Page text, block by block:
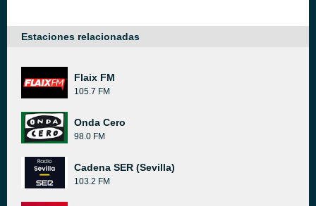
Estaciones relacionadas
Flaix FM
105.7 FM
Onda Cero
98.0 FM
Cadena SER (Sevilla)
103.2 FM